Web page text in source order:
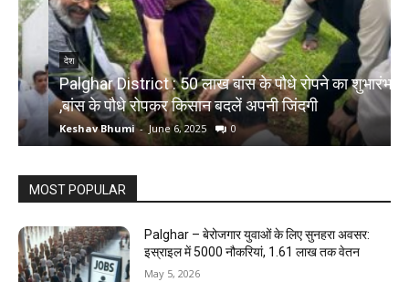
Palghar District : 50 लाख बांस के पौधे रोपने का शुभारंभ
,बांस के पौधे रोपकर किसान बदलें अपनी जिंदगी
Keshav Bhumi - June 6, 2025 0
MOST POPULAR
Palghar – बेरोजगार युवाओं के लिए सुनहरा अवसर:
इस्राइल में 5000 नौकरियां, ₹1.61 लाख तक वेतन
May 5, 2026